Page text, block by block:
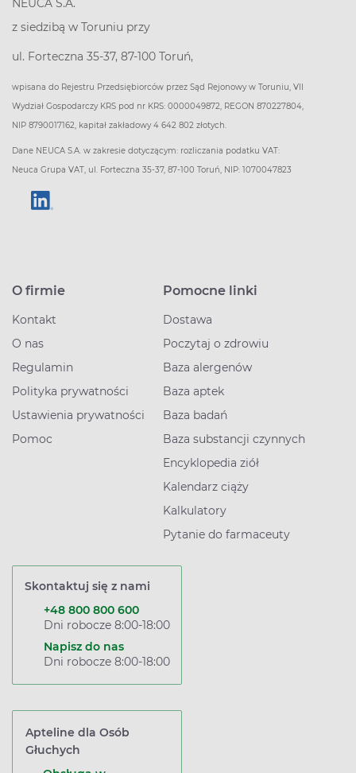
NEUCA S.A.
z siedzibą w Toruniu przy
ul. Forteczna 35-37, 87-100 Toruń,
wpisana do Rejestru Przedsiębiorców przez Sąd Rejonowy w Toruniu, VII
Wydział Gospodarczy KRS pod nr KRS: 0000049872, REGON 870227804,
NIP 8790017162, kapitał zakładowy 4 642 802 złotych.
Dane NEUCA S.A. w zakresie dotyczącym: rozliczania podatku VAT:
Neuca Grupa VAT, ul. Forteczna 35-37, 87-100 Toruń, NIP: 1070047823
O firmie
Kontakt
O nas
Regulamin
Polityka prywatności
Ustawienia prywatności
Pomoc
Pomocne linki
Dostawa
Poczytaj o zdrowiu
Baza alergenów
Baza aptek
Baza badań
Baza substancji czynnych
Encyklopedia ziół
Kalendarz ciąży
Kalkulatory
Pytanie do farmaceuty
Skontaktuj się z nami
+48 800 800 600
Dni robocze 8:00-18:00
Napisz do nas
Dni robocze 8:00-18:00
Apteline dla Osób
Głuchych